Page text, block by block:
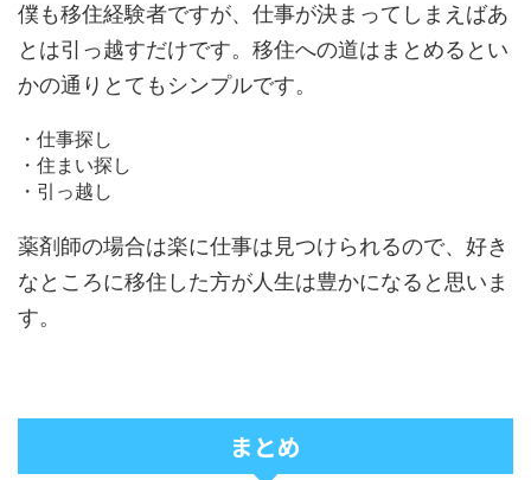
僕も移住経験者ですが、仕事が決まってしまえばあ
とは引っ越すだけです。移住への道はまとめるとい
かの通りとてもシンプルです。
・仕事探し
・住まい探し
・引っ越し
薬剤師の場合は楽に仕事は見つけられるので、好き
なところに移住した方が人生は豊かになると思いま
す。
まとめ